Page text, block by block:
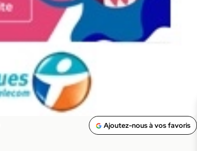
Ajoutez-nous à vos favoris